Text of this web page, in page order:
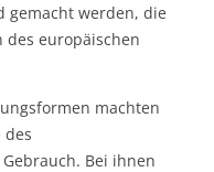
gemacht werden, die
des europäischen
machten
des
Bei ihnen